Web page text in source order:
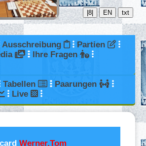
|8| EN txt
Ausschreibung
Partien
Ihre Fragen
Tabellen
Paarungen
Live
Werner,Tom